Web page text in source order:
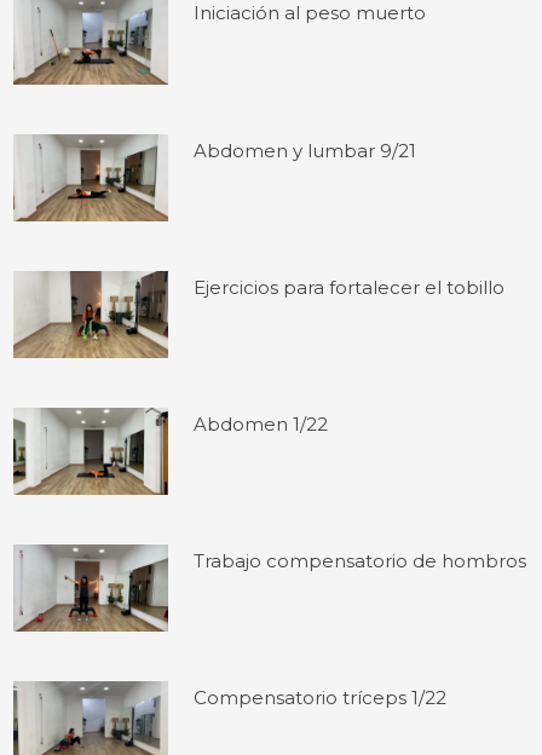
Iniciación al peso muerto
Abdomen y lumbar 9/21
Ejercicios para fortalecer el tobillo
Abdomen 1/22
Trabajo compensatorio de hombros
Compensatorio tríceps 1/22